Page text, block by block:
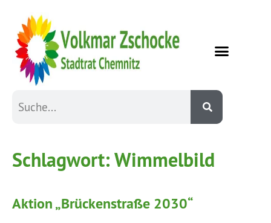
Schlagwort:Wimmelbild
Aktion „Brückenstraße 2030“